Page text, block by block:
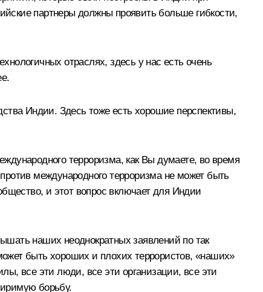
партнеры должны проявить больше гибкости,
отраслях, здесь у нас есть очень
Индии. Здесь тоже есть хорошие перспективы,
терроризма, как Вы думаете, во время
международного терроризма не может быть
и этот вопрос включает для Индии
наших неоднократных заявлений по так
быть хороших и плохих террористов, «наших»
все эти люди, все эти организации, все эти
борьбу.